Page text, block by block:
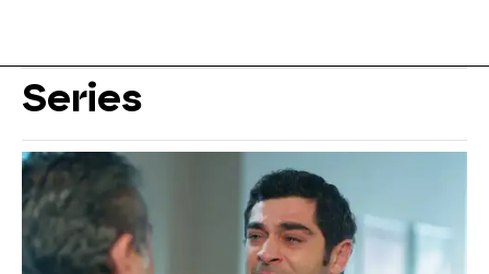
Series